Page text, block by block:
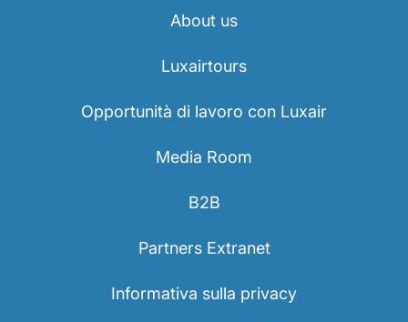
About us
Luxairtours
Opportunità di lavoro con Luxair
Media Room
B2B
Partners Extranet
Informativa sulla privacy